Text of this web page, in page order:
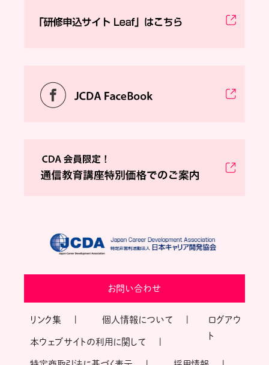
お問い合わせ
リンク集 個人情報について
本ウェブサイトの利用に関して
ログアウ
ト